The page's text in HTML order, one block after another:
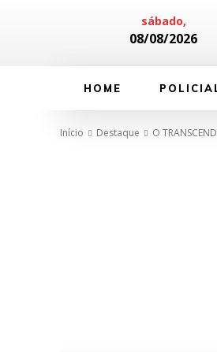
sábado,
08/08/2026
HOME
Início Destaque O